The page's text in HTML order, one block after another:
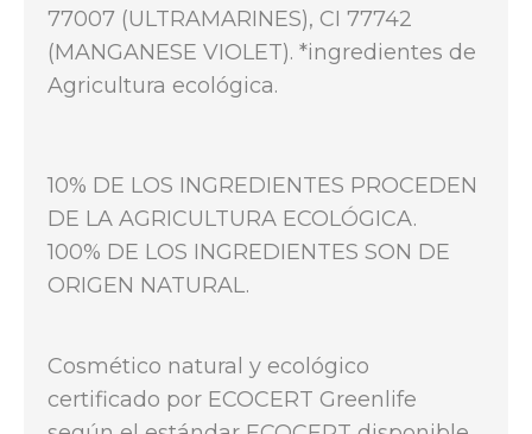
77007 (ULTRAMARINES), CI 77742
(MANGANESE VIOLET). *ingredientes de
Agricultura ecológica.
10% DE LOS INGREDIENTES PROCEDEN
DE LA AGRICULTURA ECOLÓGICA.
100% DE LOS INGREDIENTES SON DE
ORIGEN NATURAL.
Cosmético natural y ecológico
certificado por ECOCERT Greenlife